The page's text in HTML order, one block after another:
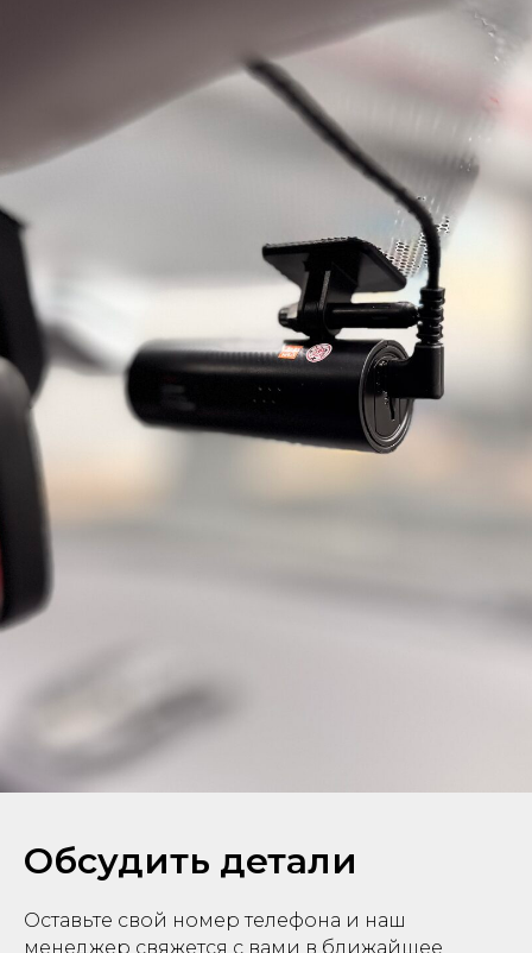
Обсудить детали
Оставьте свой номер телефона и наш
менеджер свяжется с вами в ближайшее